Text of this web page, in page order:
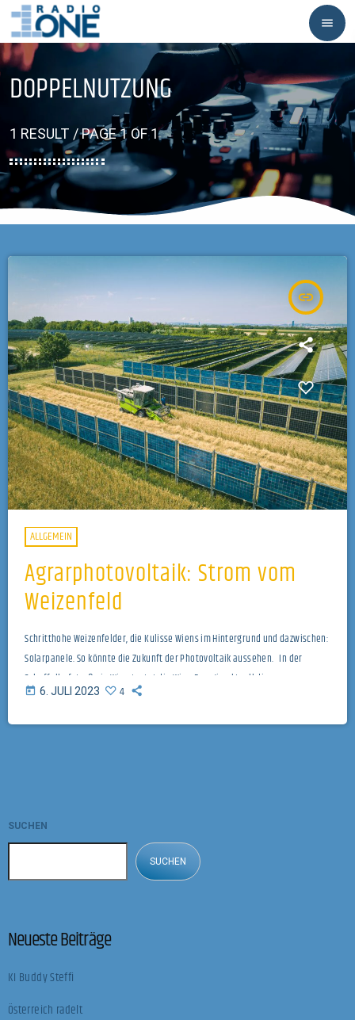
menu
DOPPELNUTZUNG
1 RESULT / PAGE 1 OF 1
insert_link
ALLGEMEIN
Agrarphotovoltaik: Strom vom
Weizenfeld
Schritthohe Weizenfelder, die Kulisse Wiens im Hintergrund und dazwischen:
Solarpanele. So könnte die Zukunft der Photovoltaik aussehen. In der
Schaffelhofstraße in Wien testet die Wien Energie aktuell die
Doppelnutzung der Felder. Sowohl Landwirtschaft, als auch Stromerzeugung
today 6. JULI 2023 4
SUCHEN
SUCHEN
Neueste Beiträge
KI Buddy Steffi
Österreich radelt